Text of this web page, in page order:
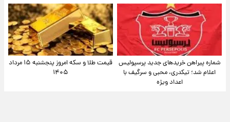
شماره پیراهن خریدهای جدید پرسپولیس
اعلام شد؛ تیکدری، محبی و سرگیف با
اعداد ویژه
قیمت طلا و سکه امروز پنجشنبه ۱۵ مرداد
۱۴۰۵